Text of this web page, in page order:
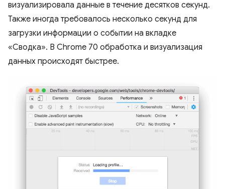
визуализировала данные в течение десятков секунд.
Также иногда требовалось несколько секунд для
загрузки информации о событии на вкладке
«Сводка». В Chrome 70 обработка и визуализация
данных происходят быстрее.